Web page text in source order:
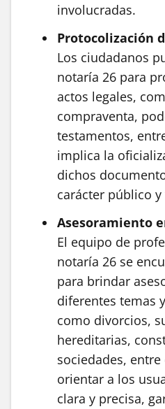
involucradas.
Protocolización
Los ciudadanos
notaría 26 para
actos legales,
compraventa,
testamentos,
implica la
dichos
carácter público
Asesoramiento
El equipo de
notaría 26 se
para brindar
diferentes temas
como divorcios,
hereditarias,
sociedades,
orientar a los
clara y precisa,